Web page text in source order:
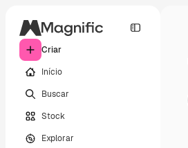
Criar
Início
Buscar
Stock
Explorar